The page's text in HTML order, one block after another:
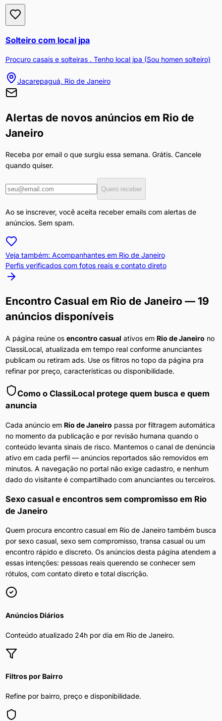
Solteiro com local jpa
Procuro casais e solteiras . Tenho local jpa (Sou homen solteiro)
Jacarepaguá, Rio de Janeiro
Alertas de novos anúncios em Rio de
Janeiro
Receba por email o que surgiu essa semana. Grátis. Cancele
quando quiser.
Quero receber
Ao se inscrever, você aceita receber emails com alertas de
anúncios. Sem spam.
Veja também: Acompanhantes em Rio de Janeiro
Perfis verificados com fotos reais e contato direto
Encontro Casual em Rio de Janeiro — 19
anúncios disponíveis
A página reúne os encontro casual ativos em Rio de Janeiro no
ClassiLocal, atualizada em tempo real conforme anunciantes
publicam ou retiram ads. Use os filtros no topo da página pra
refinar por preço, características ou disponibilidade.
Como o ClassiLocal protege quem busca e quem
anuncia
Cada anúncio em Rio de Janeiro passa por filtragem automática
no momento da publicação e por revisão humana quando o
conteúdo levanta sinais de risco. Mantemos o canal de denúncia
ativo em cada perfil — anúncios reportados são removidos em
minutos. A navegação no portal não exige cadastro, e nenhum
dado do visitante é compartilhado com anunciantes ou terceiros.
Sexo casual e encontros sem compromissoem Rio
de Janeiro
Quem procura encontro casual em Rio de Janeiro também busca
por sexo casual, sexo sem compromisso, transa casual ou um
encontro rápido e discreto. Os anúncios desta página atendem a
essas intenções: pessoas reais querendo se conhecer sem
rótulos, com contato direto e total discrição.
Anúncios Diários
Conteúdo atualizado 24h por dia em Rio de Janeiro.
Filtros por Bairro
Refine por bairro, preço e disponibilidade.